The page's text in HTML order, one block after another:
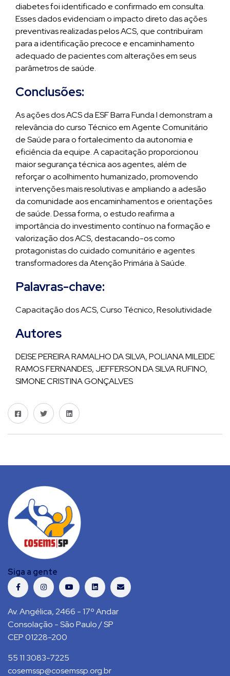
diabetes foi identificado e confirmado em consulta.
Esses dados evidenciam o impacto direto das ações
preventivas realizadas pelos ACS, que contribuíram
para a identificação precoce e encaminhamento
adequado de pacientes com alterações em seus
parâmetros de saúde.
Conclusões:
As ações dos ACS da ESF Barra Funda I demonstram a
relevância do curso Técnico em Agente Comunitário
de Saúde para o fortalecimento da autonomia e
eficiência da equipe. A capacitação proporcionou
maior segurança técnica aos agentes, além de
reforçar o acolhimento humanizado, promovendo
intervenções mais resolutivas e ampliando a adesão
da comunidade aos encaminhamentos e orientações
de saúde. Dessa forma, o estudo reafirma a
importância do investimento contínuo na formação e
valorização dos ACS, destacando-os como
protagonistas do cuidado comunitário e agentes
transformadores da Atenção Primária à Saúde.
Palavras-chave:
Capacitação dos ACS, Curso Técnico, Resolutividade
Autores
DEISE PEREIRA RAMALHO DA SILVA, POLIANA MILEIDE
RAMOS FERNANDES, JEFFERSON DA SILVA RUFINO,
SIMONE CRISTINA GONÇALVES
Siga a gente
Av. Angélica, 2466 - 17º Andar
Consolação - São Paulo / SP
CEP 01228-200
55 11 3083-7225
cosemssp@cosemssp.org.br